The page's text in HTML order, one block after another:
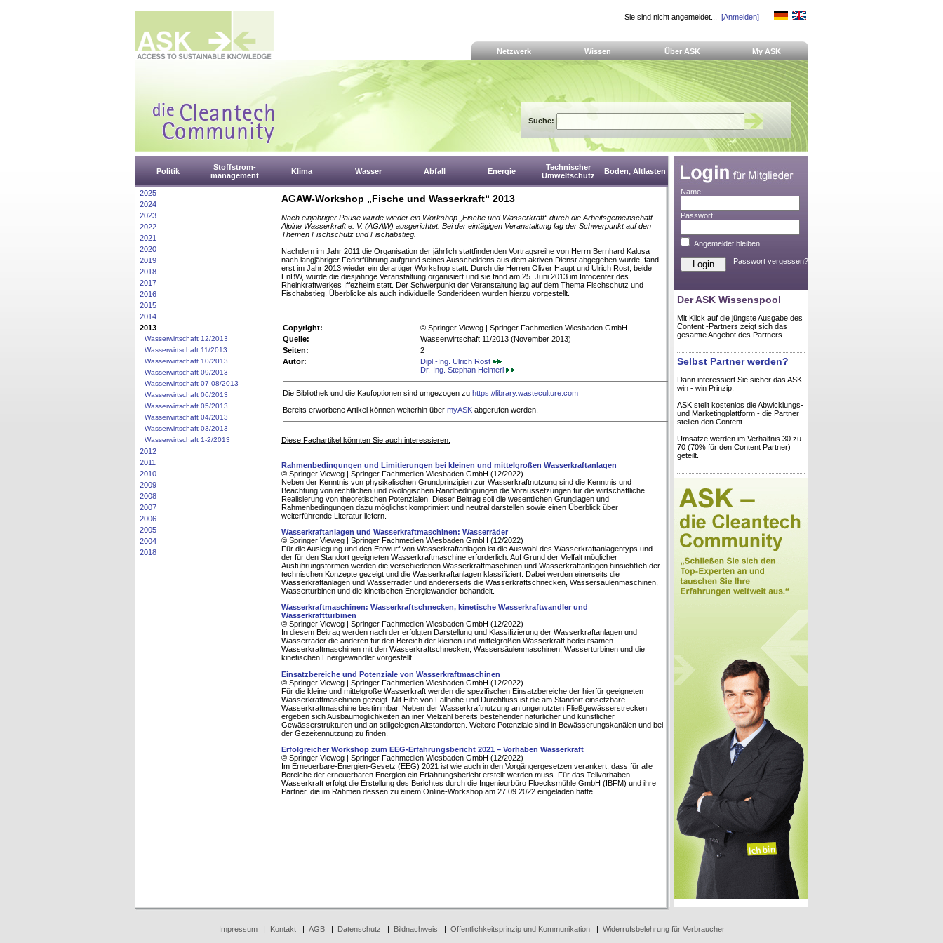
Sie sind nicht angemeldet... [Anmelden]
Netzwerk Wissen Über ASK My ASK
Suche:
Politik
Stoffstrom-
management
Klima Wasser Abfall Energie
Technischer
Umweltschutz
Boden, Altlasten
2025
2024
2023
2022
2021
2020
2019
2018
2017
2016
2015
2014
2013
Wasserwirtschaft 12/2013
Wasserwirtschaft 11/2013
Wasserwirtschaft 10/2013
Wasserwirtschaft 09/2013
Wasserwirtschaft 07-08/2013
Wasserwirtschaft 06/2013
Wasserwirtschaft 05/2013
Wasserwirtschaft 04/2013
Wasserwirtschaft 03/2013
Wasserwirtschaft 1-2/2013
2012
2011
2010
2009
2008
2007
2006
2005
2004
2018
AGAW-Workshop „Fische und Wasserkraft“ 2013
Nach einjähriger Pause wurde wieder ein Workshop „Fische und Wasserkraft“ durch die Arbeitsgemeinschaft
Alpine Wasserkraft e. V. (AGAW) ausgerichtet. Bei der eintägigen Veranstaltung lag der Schwerpunkt auf den
Themen Fischschutz und Fischabstieg.
Nachdem im Jahr 2011 die Organisation der jährlich stattfindenden Vortragsreihe von Herrn Bernhard Kalusa
nach langjähriger Federführung aufgrund seines Ausscheidens aus dem aktiven Dienst abgegeben wurde, fand
erst im Jahr 2013 wieder ein derartiger Workshop statt. Durch die Herren Oliver Haupt und Ulrich Rost, beide
EnBW, wurde die diesjährige Veranstaltung organisiert und sie fand am 25. Juni 2013 im Infocenter des
Rheinkraftwerkes Iffezheim statt. Der Schwerpunkt der Veranstaltung lag auf dem Thema Fischschutz und
Fischabstieg. Überblicke als auch individuelle Sonderideen wurden hierzu vorgestellt.
Copyright:
© Springer Vieweg | Springer Fachmedien Wiesbaden GmbH
Quelle:
Wasserwirtschaft 11/2013 (November 2013)
Seiten:
2
Autor:
Dipl.-Ing. Ulrich Rost
Dr.-Ing. Stephan Heimerl
Die Bibliothek und die Kaufoptionen sind umgezogen zu https://library.wasteculture.com
Bereits erworbene Artikel können weiterhin über myASK abgerufen werden.
Diese Fachartikel könnten Sie auch interessieren:
Rahmenbedingungen und Limitierungen bei kleinen und mittelgroßen Wasserkraftanlagen
© Springer Vieweg | Springer Fachmedien Wiesbaden GmbH (12/2022)
Neben der Kenntnis von physikalischen Grundprinzipien zur Wasserkraftnutzung sind die Kenntnis und
Beachtung von rechtlichen und ökologischen Randbedingungen die Voraussetzungen für die wirtschaftliche
Realisierung von theoretischen Potenzialen. Dieser Beitrag soll die wesentlichen Grundlagen und
Rahmenbedingungen dazu möglichst komprimiert und neutral darstellen sowie einen Überblick über
weiterführende Literatur liefern.
Wasserkraftanlagen und Wasserkraftmaschinen: Wasserräder
© Springer Vieweg | Springer Fachmedien Wiesbaden GmbH (12/2022)
Für die Auslegung und den Entwurf von Wasserkraftanlagen ist die Auswahl des Wasserkraftanlagentyps und
der für den Standort geeigneten Wasserkraftmaschine erforderlich. Auf Grund der Vielfalt möglicher
Ausführungsformen werden die verschiedenen Wasserkraftmaschinen und Wasserkraftanlagen hinsichtlich der
technischen Konzepte gezeigt und die Wasserkraftanlagen klassifiziert. Dabei werden einerseits die
Wasserkraftanlagen und Wasserräder und andererseits die Wasserkraftschnecken, Wassersäulenmaschinen,
Wasserturbinen und die kinetischen Energiewandler behandelt.
Wasserkraftmaschinen: Wasserkraftschnecken, kinetische Wasserkraftwandler und
Wasserkraftturbinen
© Springer Vieweg | Springer Fachmedien Wiesbaden GmbH (12/2022)
In diesem Beitrag werden nach der erfolgten Darstellung und Klassifizierung der Wasserkraftanlagen und
Wasserräder die anderen für den Bereich der kleinen und mittelgroßen Wasserkraft bedeutsamen
Wasserkraftmaschinen mit den Wasserkraftschnecken, Wassersäulenmaschinen, Wasserturbinen und die
kinetischen Energiewandler vorgestellt.
Einsatzbereiche und Potenziale von Wasserkraftmaschinen
© Springer Vieweg | Springer Fachmedien Wiesbaden GmbH (12/2022)
Für die kleine und mittelgroße Wasserkraft werden die spezifischen Einsatzbereiche der hierfür geeigneten
Wasserkraftmaschinen gezeigt. Mit Hilfe von Fallhöhe und Durchfluss ist die am Standort einsetzbare
Wasserkraftmaschine bestimmbar. Neben der Wasserkraftnutzung an ungenutzten Fließgewässerstrecken
ergeben sich Ausbaumöglichkeiten an iner Vielzahl bereits bestehender natürlicher und künstlicher
Gewässerstrukturen und an stillgelegten Altstandorten. Weitere Potenziale sind in Bewässerungskanälen und bei
der Gezeitennutzung zu finden.
Erfolgreicher Workshop zum EEG-Erfahrungsbericht 2021 – Vorhaben Wasserkraft
© Springer Vieweg | Springer Fachmedien Wiesbaden GmbH (12/2022)
Im Erneuerbare-Energien-Gesetz (EEG) 2021 ist wie auch in den Vorgängergesetzen verankert, dass für alle
Bereiche der erneuerbaren Energien ein Erfahrungsbericht erstellt werden muss. Für das Teilvorhaben
Wasserkraft erfolgt die Erstellung des Berichtes durch die Ingenieurbüro Floecksmühle GmbH (IBFM) und ihre
Partner, die im Rahmen dessen zu einem Online-Workshop am 27.09.2022 eingeladen hatte.
Name:
Passwort:
Angemeldet bleiben
Passwort vergessen?
Der ASK Wissenspool
Mit Klick auf die jüngste Ausgabe des
Content -Partners zeigt sich das
gesamte Angebot des Partners
Selbst Partner werden?
Dann interessiert Sie sicher das ASK
win - win Prinzip:
ASK stellt kostenlos die Abwicklungs-
und Marketingplattform - die Partner
stellen den Content.
Umsätze werden im Verhältnis 30 zu
70 (70% für den Content Partner)
geteilt.
Impressum| Kontakt| AGB| Datenschutz | Bildnachweis | Öffentlichkeitsprinzip und Kommunikation| Widerrufsbelehrung für Verbraucher